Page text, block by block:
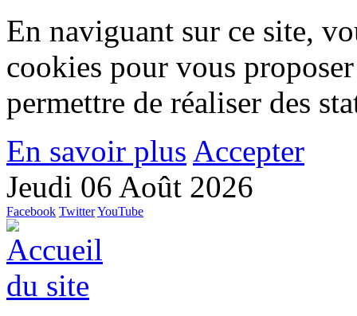
En naviguant sur ce site,
cookies pour vous
permettre de réaliser des
En savoir plus Accepter
Jeudi 06 Août 2026
Facebook TwitterYouTube